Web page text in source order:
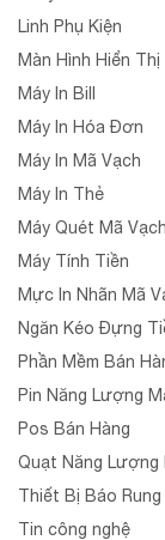
Linh Phụ Kiện
Màn Hình Hiển Thị
Máy In Bill
Máy In Hóa Đơn
Máy In Mã Vạch
Máy In Thẻ
Máy Quét Mã Vạch
Máy Tính Tiền
Mực In Nhãn Mã
Ngăn Kéo Đựng
Phần Mềm Bán
Pin Năng Lượng
Pos Bán Hàng
Quạt Năng Lượng
Thiết Bị Báo Rung
Tin công nghệ